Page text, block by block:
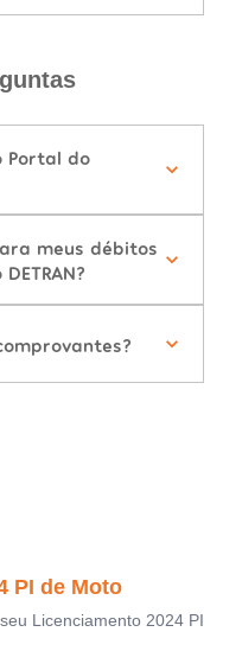
Portal do
meus débitos
PI de Moto
Licenciamento 2024 PI